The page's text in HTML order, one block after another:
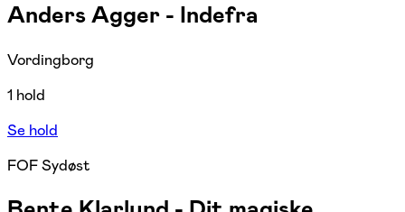
Anders Agger - Indefra
Vordingborg
1 hold
Se hold
FOF Sydøst